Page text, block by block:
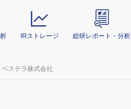
IRストレージ 総研レポート・分析
ベステラ株式会社